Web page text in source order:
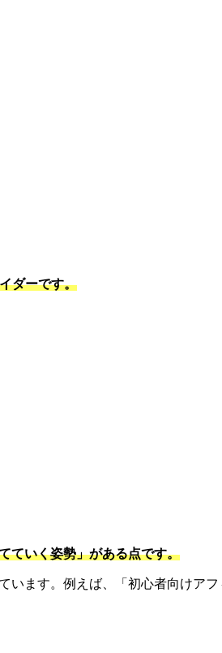
ダーです。
ていく姿勢」がある点です。
ます。例えば、「初心者向けア